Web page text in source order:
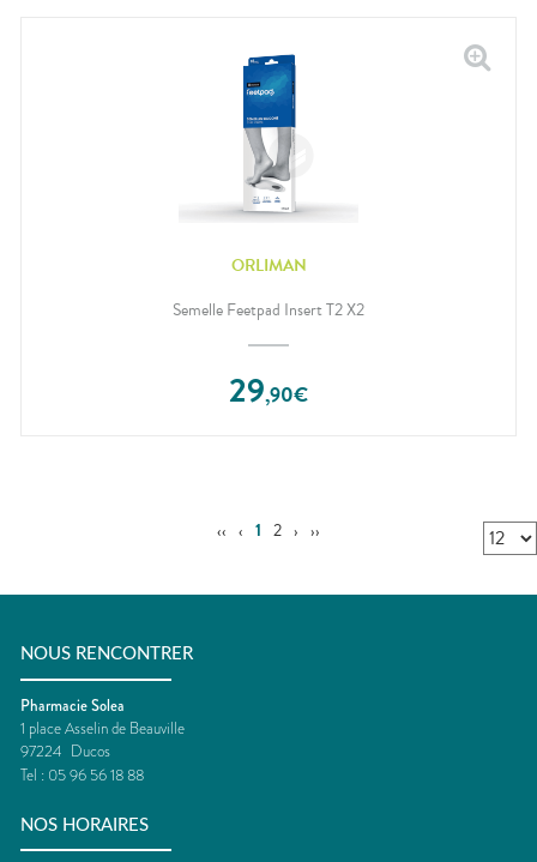
ORLIMAN
Semelle Feetpad Insert T2 X2
29,90€
‹‹ ‹ 1 2 › ››
NOUS RENCONTRER
Pharmacie Solea
1 place Asselin de Beauville
97224 Ducos
Tel : 05 96 56 18 88
NOS HORAIRES